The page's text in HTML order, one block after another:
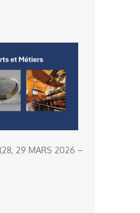
(28, 29 MARS 2026 –